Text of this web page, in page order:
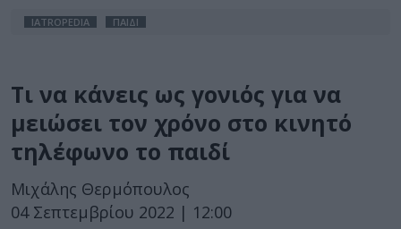
IATROPEDIA ΠΑΙΔΙ
Τι να κάνεις ως γονιός για να
μειώσει τον χρόνο στο κινητό
τηλέφωνο το παιδί
Μιχάλης Θερμόπουλος
04 Σεπτεμβρίου 2022 | 12:00